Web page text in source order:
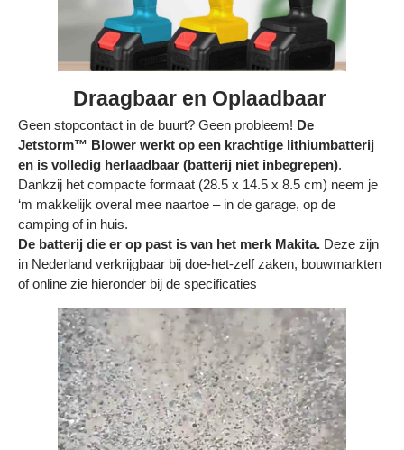
Draagbaar en Oplaadbaar
Geen stopcontact in de buurt? Geen probleem! De
Jetstorm™ Blower werkt op een krachtige lithiumbatterij
en is volledig herlaadbaar (batterij niet inbegrepen).
Dankzij het compacte formaat (28.5 x 14.5 x 8.5 cm) neem je
‘m makkelijk overal mee naartoe – in de garage, op de
camping of in huis.
De batterij die er op past is van het merk Makita. Deze zijn
in Nederland verkrijgbaar bij doe-het-zelf zaken, bouwmarkten
of online zie hieronder bij de specificaties